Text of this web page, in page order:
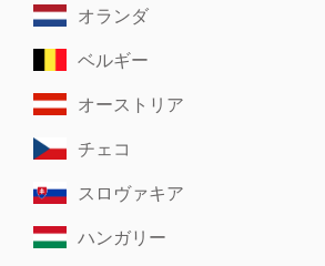
オランダ
ベルギー
オーストリア
チェコ
スロヴァキア
ハンガリー